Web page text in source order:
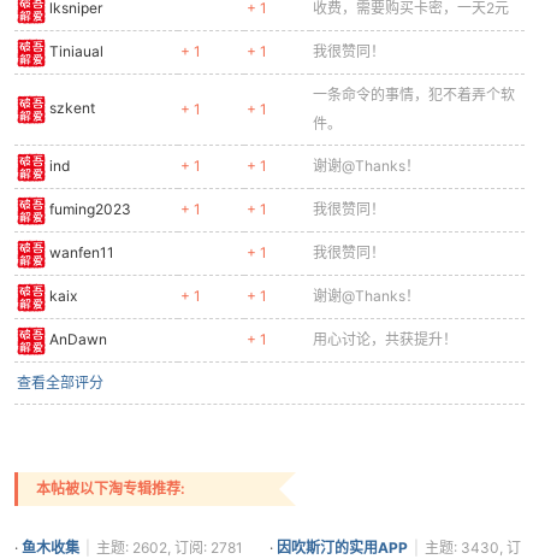
lksniper + 1 收费，需要购买卡密，一天2元
Tiniaual + 1 + 1 我很赞同！
szkent + 1 + 1
一条命令的事情，犯不着弄个软
件。
ind + 1 + 1 谢谢@Thanks！
fuming2023 + 1 + 1 我很赞同！
wanfen11 + 1 我很赞同！
kaix + 1 + 1 谢谢@Thanks！
AnDawn + 1 用心讨论，共获提升！
查看全部评分
本帖被以下淘专辑推荐:
· 鱼木收集 主题: 2602, 订阅: 2781 · 因吹斯汀的实用APP
主题: 3430, 订